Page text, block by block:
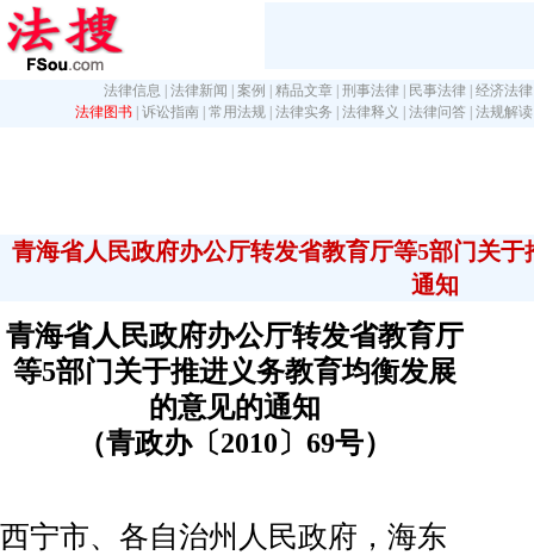
法律信息 法律新闻 案例 精品文章 刑事法律 民事法律 经济法律
法律图书 诉讼指南 常用法规 法律实务 法律释义 法律问答 法规解读
青海省人民政府办公厅转发省教育厅等5部门关
通知
青海省人民政府办公厅转发省教育厅
等5部门关于推进义务教育均衡发展
的意见的通知
（青政办〔2010〕69号）
西宁市、各自治州人民政府，海东